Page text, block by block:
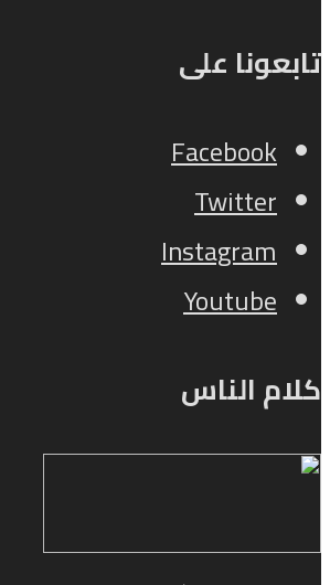
تابعونا على
Facebook
Twitter
Instagram
Youtube
كلام الناس